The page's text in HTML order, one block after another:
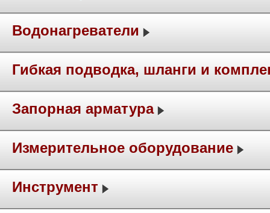
Водонагреватели
Гибкая подводка, шланги и
Запорная арматура
Измерительное оборудование
Инструмент